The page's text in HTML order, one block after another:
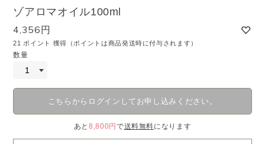
ゾアロマオイル100ml
4,356円
21 ポイント 獲得（ポイントは商品発送時に付与されます）
数量
こちらからログインしてお申し込みください。
あと8,800円 で送料無料になります